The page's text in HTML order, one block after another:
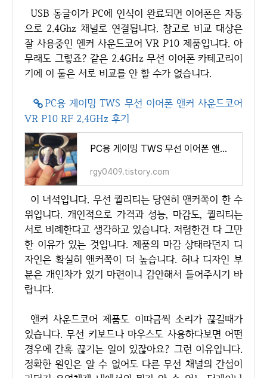
USB 동글이가 PC에 인식이 완료되면 이어폰은 자동
으로 2.4Ghz 채널로 연결됩니다. 참고로 비교 대상은
잘 사용중인 엔커 사운드코어 VR P10 제품입니다. 아
무래도 그렇죠? 같은 2.4GHz 무선 이어폰 카테고리이
기에 이 둘은 서로 비교를 안 할 수가 없습니다.
PC용 게이밍 TWS 무선 이어폰 앤커 사운드코어
VR P10 RF 2.4GHz 후기
PC용 게이밍 TWS 무선 이어폰 앤커 사운드코어 VR P10 RF 2.4GHz 후기
rgy0409.tistory.com
이 녀석입니다. 우선 퀄리티는 당연히 앤커쪽이 한 수
위입니다. 개인적으로 가격과 성능, 마감도, 퀄리티는
서로 비례한다고 생각하고 있습니다. 저렴한건 다 그만
한 이유가 있는 것입니다. 제품의 마감 상태라던지 디
자인은 확실히 앤커쪽이 더 높습니다. 허나 디자인 부
분은 개인차가 있기 마련이니 감안해서 들어주시기 바
랍니다.
앤커 사운드코어 제품도 이따금씩 소리가 끊길때가
있습니다. 무선 키보드나 마우스도 사용하다보면 어떤
경우에 간혹 끊기는 일이 있잖아요? 그런 이유입니다.
정확한 원인은 알 수 없어도 다른 무선 채널의 간섭이